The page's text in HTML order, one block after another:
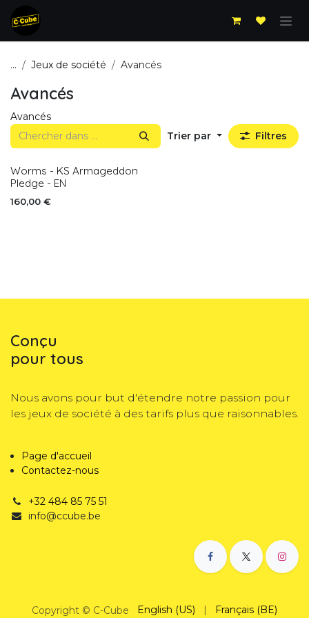
... Jeux de société Avancés
Avancés
Avancés
Trier par
Filtres
Worms - KS Armageddon
Pledge - EN
160,00 €
Conçu
pour tous
Nous avons pour but d'étendre notre passion pour
les jeux de société à des tarifs plus que raisonnables.
Page d'accueil
Contactez-nous
+32 484 85 75 51
info@ccube.be
Copyright © C-Cube English (US) | Français (BE)